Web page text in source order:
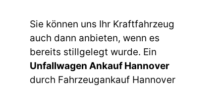
Sie können uns Ihr Kraftfahrzeug
auch dann anbieten, wenn es
bereits stillgelegt wurde. Ein
Unfallwagen Ankauf Hannover
durch Fahrzeugankauf Hannover